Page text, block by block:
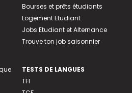
Bourses et prêts étudiants
Logement Etudiant
Jobs Etudiant et Alternance
Trouve ton job saisonnier
TESTS DE LANGUES
TFI